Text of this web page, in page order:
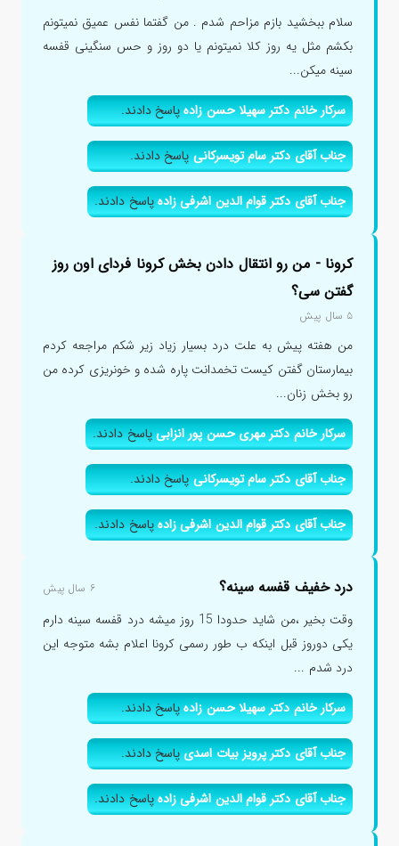
سلام ببخشید بازم مزاحم شدم . من گفتما نفس عمیق نمیتونم
بکشم مثل یه روز کلا نمیتونم یا دو روز و حس سنگینی قفسه
سینه میکن...
سرکار خانم دکتر سهیلا حسن زادهپاسخ دادند.
جناب آقای دکتر سام تویسرکانیپاسخ دادند.
جناب آقای دکتر قوام الدین اشرفی زادهپاسخ دادند.
کرونا - من رو انتقال دادن بخش کرونا فردای اون روز
گفتن سی؟
۵ سال پیش
من هفته پیش به علت درد بسیار زیاد زیر شکم مراجعه کردم
بیمارستان گفتن کیست تخمدانت پاره شده و خونریزی کرده من
رو بخش زنان...
سرکار خانم دکتر مهری حسن پور انزابیپاسخ دادند.
جناب آقای دکتر سام تویسرکانیپاسخ دادند.
جناب آقای دکتر قوام الدین اشرفی زادهپاسخ دادند.
درد خفیف قفسه سینه؟ ۶ سال پیش
وقت بخیر ،من شاید حدودا 15 روز میشه درد قفسه سینه دارم
یکی دوروز قبل اینکه ب طور رسمی کرونا اعلام بشه متوجه این
درد شدم ...
سرکار خانم دکتر سهیلا حسن زادهپاسخ دادند.
جناب آقای دکتر پرویز بیات اسدیپاسخ دادند.
جناب آقای دکتر قوام الدین اشرفی زادهپاسخ دادند.